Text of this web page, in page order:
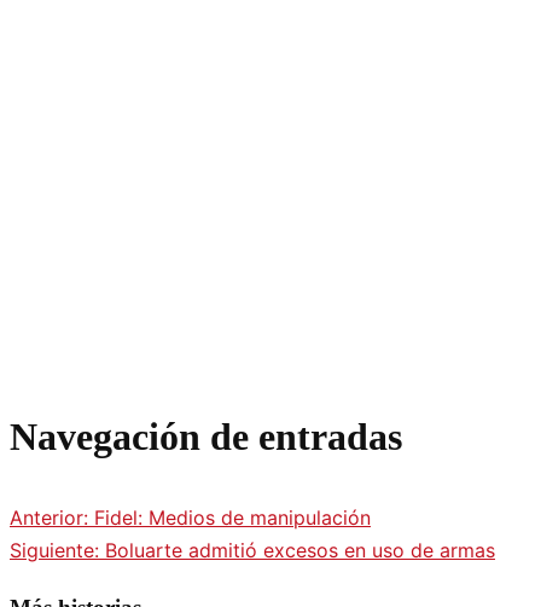
Navegación de entradas
Anterior: Fidel: Medios de manipulación
Siguiente: Boluarte admitió excesos en uso de armas